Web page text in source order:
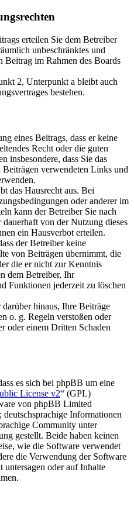
erteilen Sie dem Betreiber
unbeschränktes und
Beitrag im Rahmen des Boards
2, Unterpunkt a bleibt auch
bestehen.
eines Beitrags, dass er keine
Recht oder die guten
insbesondere, dass Sie das
verwendeten Links und
das Hausrecht aus. Bei
oder anderer im
kann der Betreiber Sie nach
von der Nutzung dieses
ein Hausverbot erteilen.
der Betreiber keine
von Beiträgen übernimmt, die
die er nicht zur Kenntnis
dem Betreiber, Ihr
Funktionen jederzeit zu löschen
darüber hinaus, Ihre Beiträge
o. g. Regeln verstoßen oder
oder einem Dritten Schaden
es sich bei phpBB um eine
License v2“ (GPL)
von phpBB Limited
Informationen
Community unter
gestellt. Beide haben keinen
wie die Software verwendet
die Verwendung der Software
oder auf Inhalte